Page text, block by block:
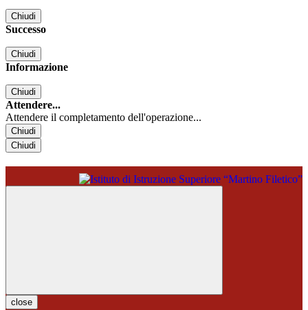
Chiudi
Successo
Chiudi
Informazione
Chiudi
Attendere...
Attendere il completamento dell'operazione...
Chiudi
Chiudi
close